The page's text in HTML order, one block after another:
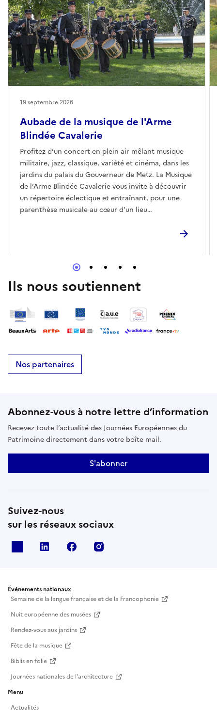
Aubade de la musique de l'Arme
Blindée Cavalerie
Profitez d’un concert en plein air mêlant musique
militaire, jazz, classique, variété et cinéma, dans les
jardins du palais du Gouverneur de Metz. La Musique
de l’Arme Blindée Cavalerie vous invite à découvrir
un répertoire éclectique et entraînant, pour une
parenthèse musicale au cœur d’un lieu
19 septembre 2026
Ils nous soutiennent
Nos partenaires
Abonnez-vous à notre lettre d’information
Recevez toute l’actualité des Journées Européennes du
Patrimoine directement dans votre boîte mail.
S'abonner
Suivez-nous
sur les réseaux sociaux
Linkedin Facebook
Événements nationaux
Semaine de la langue française et de la Francophonie
Nuit européenne des musées
Rendez-vous aux jardins
Fête de la musique
Biblis en folie
Journées nationales de l'architecture
Menu
Actualités